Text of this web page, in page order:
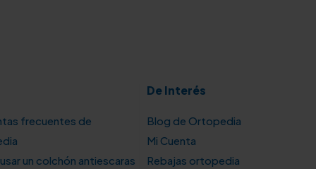
frecuentes de
un colchón antiescaras
De Interés
Blog de Ortopedia
Mi Cuenta
Rebajas ortopedia